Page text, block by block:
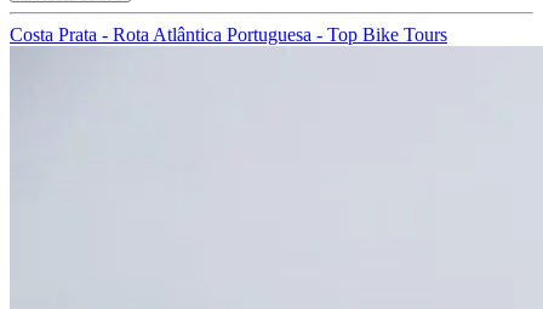
Mais da Região Vinícola do Alentejo e Castelos
Costa Prata - Rota Atlântica Portuguesa - Top Bike Tours